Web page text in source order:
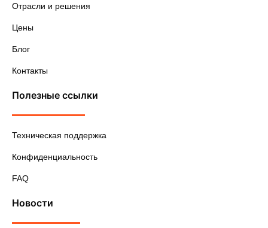
Отрасли и решения
Цены
Блог
Контакты
Полезные ссылки
Техническая поддержка
Конфиденциальность
FAQ
Новости